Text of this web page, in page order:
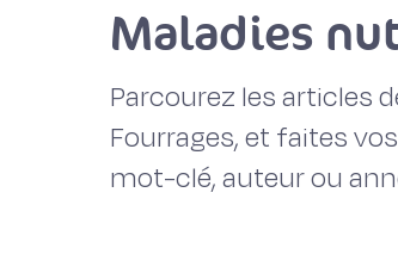
Maladies
Parcourez les articles
Fourrages, et faites
mot-clé, auteur ou